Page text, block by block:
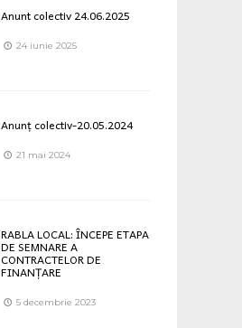
Anunt colectiv 24.06.2025
24 iunie 2025
Anunț colectiv-20.05.2024
21 mai 2024
RABLA LOCAL: ÎNCEPE ETAPA
DE SEMNARE A
CONTRACTELOR DE
FINANȚARE
5 decembrie 2023